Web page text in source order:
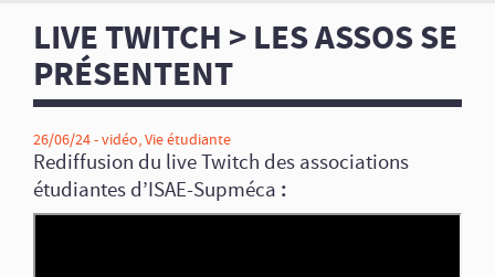
LIVE TWITCH > LES ASSOS SE
PRÉSENTENT
26/06/24 -vidéo,Vie étudiante
Rediffusion du live Twitch des associations
étudiantes d’ISAE-Supméca :